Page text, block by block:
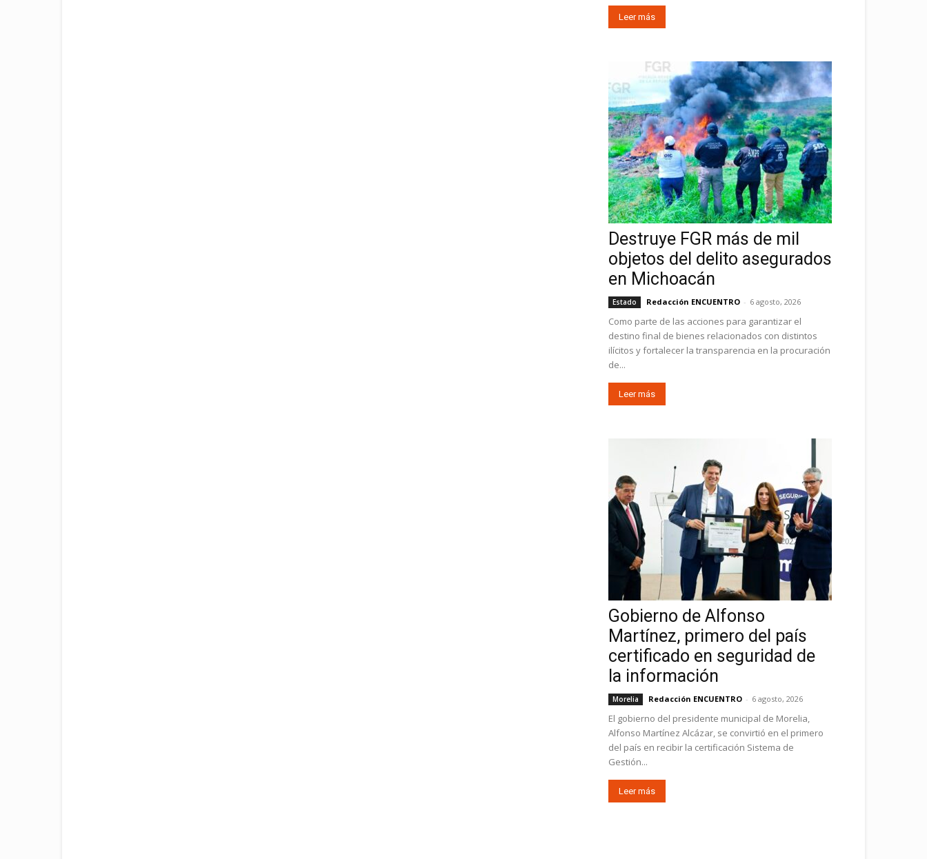
Leer más
Destruye FGR más de mil
objetos del delito asegurados
en Michoacán
Estado Redacción ENCUENTRO - 6 agosto, 2026
Como parte de las acciones para garantizar el
destino final de bienes relacionados con distintos
ilícitos y fortalecer la transparencia en la procuración
de...
Leer más
Gobierno de Alfonso
Martínez, primero del país
certificado en seguridad de
la información
Morelia Redacción ENCUENTRO - 6 agosto, 2026
El gobierno del presidente municipal de Morelia,
Alfonso Martínez Alcázar, se convirtió en el primero
del país en recibir la certificación Sistema de
Gestión...
Leer más